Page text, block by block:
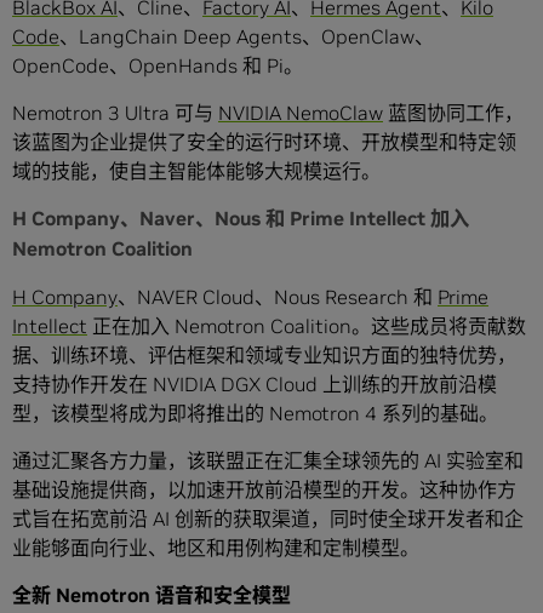
BlackBox AI、Cline、 Factory AI、 Hermes Agent、 Kilo
Code、LangChain Deep Agents、OpenClaw、
OpenCode、OpenHands 和 Pi。
Nemotron 3 Ultra 可与 NVIDIA NemoClaw 蓝图协同工作，
该蓝图为企业提供了安全的运行时环境、开放模型和特定领
域的技能，使自主智能体能够大规模运行。
H Company、Naver、Nous 和 Prime Intellect 加入
Nemotron Coalition
H Company、NAVER Cloud、Nous Research 和 Prime
Intellect 正在加入 Nemotron Coalition。这些成员将贡献数
据、训练环境、评估框架和领域专业知识方面的独特优势，
支持协作开发在 NVIDIA DGX Cloud 上训练的开放前沿模
型，该模型将成为即将推出的 Nemotron 4 系列的基础。
通过汇聚各方力量，该联盟正在汇集全球领先的 AI 实验室和
基础设施提供商，以加速开放前沿模型的开发。这种协作方
式旨在拓宽前沿 AI 创新的获取渠道，同时使全球开发者和企
业能够面向行业、地区和用例构建和定制模型。
全新 Nemotron 语音和安全模型